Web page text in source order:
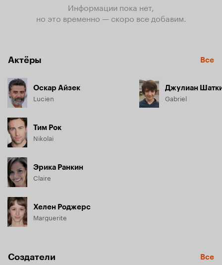
Информации пока нет,
но это временно — скоро все добавим.
Актёры Все
Оскар Айзек
Lucien
Тим Рок
Nikolai
Эрика Ранкин
Claire
Хелен Роджерс
Marguerite
Джулиан
Gabriel
Создатели Все